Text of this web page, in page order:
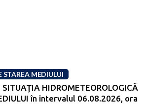
STAREA MEDIULUI
HIDROMETEOROLOGICĂ
în intervalul 06.08.2026, ora